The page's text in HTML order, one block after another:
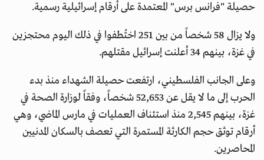
حصيلة "فرانس برس" المعتمدة على أرقام إسرائيلية رسمية.
ولا يزال 58 شخصاً من بين 251 اختُطفوا في ذلك اليوم محتجزين
في غزة، بينهم 34 أعلنت إسرائيل مقتلهم.
وعلى الجانب الفلسطيني، ارتفعت حصيلة الشهداء منذ بدء
الحرب إلى ما لا يقل عن 52,653 شخصاً، وفقاً لوزارة الصحة في
غزة، بينهم 2,545 منذ استئناف العمليات في مارس الماضي، وهي
أرقام توثق حجم الكارثة المستمرة التي تعصف بالسكان المدنيين
المحاصرين.